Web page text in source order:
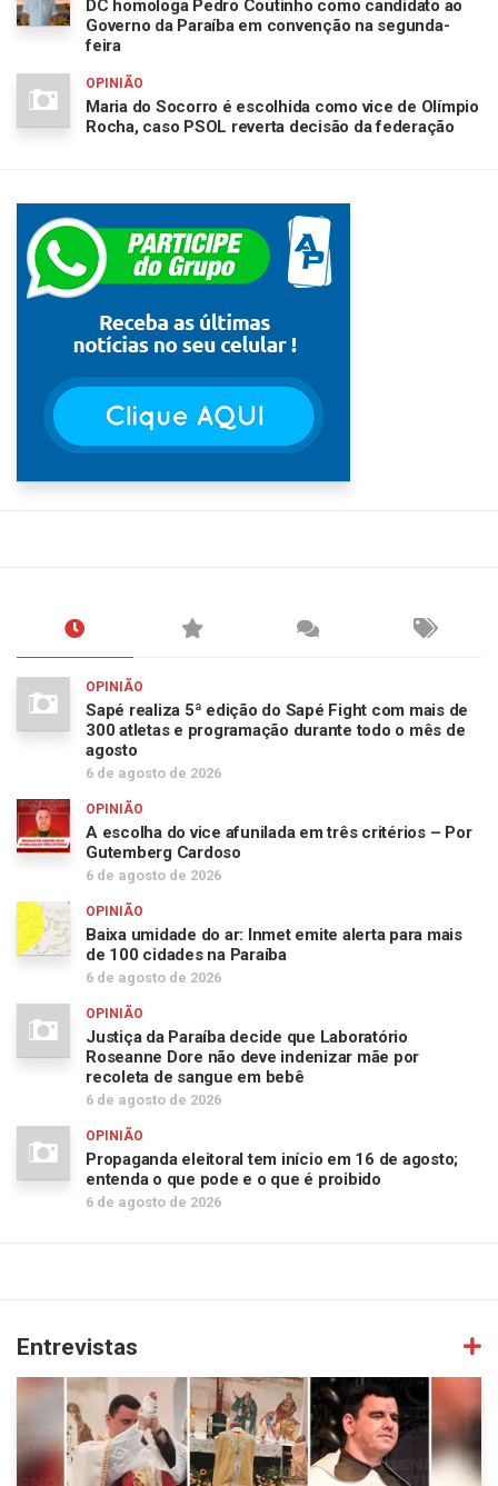
DC homologa Pedro Coutinho como candidato ao
Governo da Paraíba em convenção na segunda-
feira
OPINIÃO
Maria do Socorro é escolhida como vice de Olímpio
Rocha, caso PSOL reverta decisão da federação
OPINIÃO
Sapé realiza 5ª edição do Sapé Fight com mais de
300 atletas e programação durante todo o mês de
agosto
6 de agosto de 2026
OPINIÃO
A escolha do vice afunilada em três critérios – Por
Gutemberg Cardoso
6 de agosto de 2026
OPINIÃO
Baixa umidade do ar: Inmet emite alerta para mais
de 100 cidades na Paraíba
6 de agosto de 2026
OPINIÃO
Justiça da Paraíba decide que Laboratório
Roseanne Dore não deve indenizar mãe por
recoleta de sangue em bebê
6 de agosto de 2026
OPINIÃO
Propaganda eleitoral tem início em 16 de agosto;
entenda o que pode e o que é proibido
6 de agosto de 2026
Entrevistas